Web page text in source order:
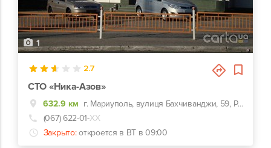
1
2.7
СТО «Ника-Азов»
632.9 км
г. Мариуполь, вулиця Бахчиванджи, 59, Рядом с СЭС
(067) 622-01-ХХ
Закрыто: откроется в ВТ в 09:00